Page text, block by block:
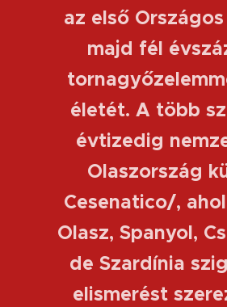
az első
majd fél
életét. A több
évtizedig
Olaszország
Cesenatico/,
Olasz, Spanyol,
de Szardínia
elismerést